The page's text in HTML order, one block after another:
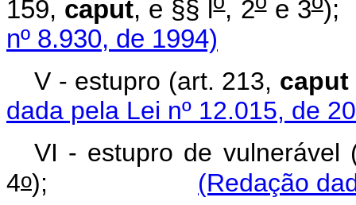
159, caput, e §§ l , 2 e 3
nº 8.930, de 1994)
V - estupro (art. 213, caput
dada pela Lei nº 12.015, de
VI - estupro de
4o); (Redação